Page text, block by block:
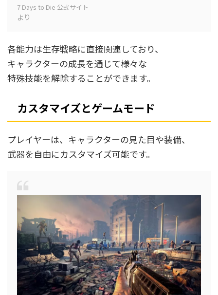
7 Days to Die 公式サイト
より
各能力は生存戦略に直接関連しており、
キャラクターの成長を通じて様々な
特殊技能を解除することができます。
カスタマイズとゲームモード
プレイヤーは、キャラクターの見た目や装備、
武器を自由にカスタマイズ可能です。